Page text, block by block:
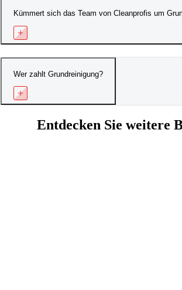
Kümmert sich das Team von Cleanprofis um
Wer zahlt Grundreinigung?
Entdecken Sie weitere